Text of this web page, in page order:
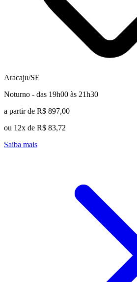
Aracaju/SE
Noturno - das 19h00 às 21h30
a partir de R$ 897,00
ou 12x de R$ 83,72
Saiba mais